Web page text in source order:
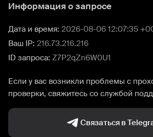
Информация о запросе
Дата и время: 2026-08-06 12:07:35
Ваш IP: 216.73.216.216
ID запроса: Z7P2qZn6W0U1
Если у вас возникли проблемы с
проверки, свяжитесь со службой
Связаться в